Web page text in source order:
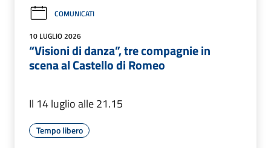
COMUNICATI
10 LUGLIO 2026
“Visioni di danza”, tre compagnie in
scena al Castello di Romeo
Il 14 luglio alle 21.15
Tempo libero